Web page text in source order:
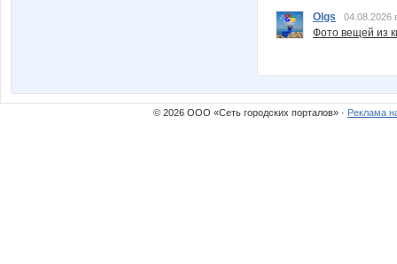
Olgs
04.08.2026
Фото вещей из
© 2026 ООО «Сеть городских порталов» · Реклама